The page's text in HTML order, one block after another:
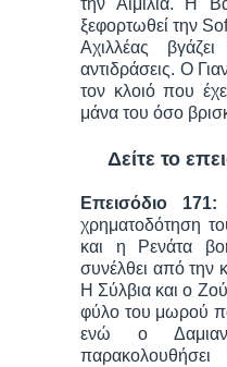
την Αιμιλία. Η
ξεφορτωθεί την
Αχιλλέας
αντιδράσεις. Ο
τον κλοιό που
μάνα του όσο
Δείτε το
Επεισόδιο 171:
χρηματοδότηση
και η Ρενάτα
συνέλθει από την
Η Σύλβια και ο
φύλο του μωρού
ενώ ο